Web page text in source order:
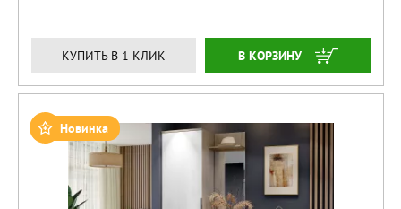
КУПИТЬ В 1 КЛИК ЗАКАЗАТЬ
Новинка